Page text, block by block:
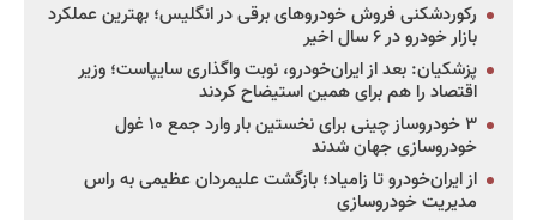
رکوردشکنی فروش خودروهای برقی در انگلیس؛ بهترین عملکرد
بازار خودرو در ۶ سال اخیر
پزشکیان: بعد از ایران‌خودرو، نوبت واگذاری سایپاست؛ وزیر
اقتصاد را هم برای همین استیضاح کردند
۳ خودروساز چینی برای نخستین بار وارد جمع ۱۰ غول
خودروسازی جهان شدند
از ایران‌خودرو تا زامیاد؛ بازگشت علیمردان عظیمی به راس
مدیریت خودروسازی